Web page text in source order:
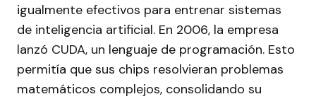
igualmente efectivos para entrenar sistemas
de inteligencia artificial. En 2006, la empresa
lanzó CUDA, un lenguaje de programación. Esto
permitía que sus chips resolvieran problemas
matemáticos complejos, consolidando su